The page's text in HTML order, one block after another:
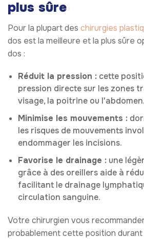
plus sûre
Pour la plupart des chirurgies
dos est la meilleure et la plus sûre
dos :
Réduit la pression : cette
pression directe sur les zones
visage, la poitrine ou l'abdomen.
Minimise les mouvements :
les risques de mouvements
endommager les incisions.
Favorise le drainage : une
grâce à des oreillers aide à
facilitant le drainage
circulation sanguine.
Votre chirurgien vous
probablement cette position durant